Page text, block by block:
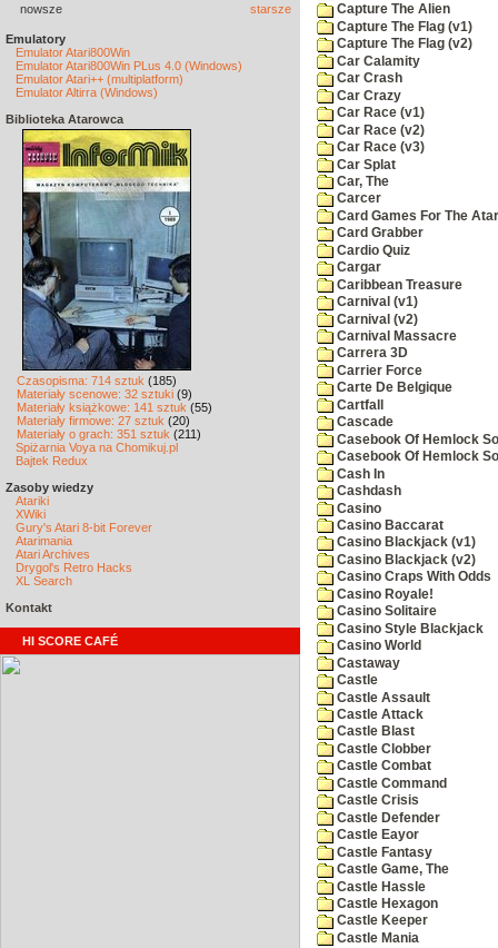
nowsze starsze
Emulatory
Emulator Atari800Win
Emulator Atari800Win PLus 4.0 (Windows)
Emulator Atari++ (multiplatform)
Emulator Altirra (Windows)
Biblioteka Atarowca
Czasopisma: 714 sztuk (185)
Materiały scenowe: 32 sztuki (9)
Materiały książkowe: 141 sztuk (55)
Materiały firmowe: 27 sztuk (20)
Materiały o grach: 351 sztuk (211)
Spiżarnia Voya na Chomikuj.pl
Bajtek Redux
Zasoby wiedzy
Atariki
XWiki
Gury's Atari 8-bit Forever
Atarimania
Atari Archives
Drygol's Retro Hacks
XL Search
Kontakt
HI SCORE CAFÉ
Capture The Alien
Capture The Flag (v1)
Capture The Flag (v2)
Car Calamity
Car Crash
Car Crazy
Car Race (v1)
Car Race (v2)
Car Race (v3)
Car Splat
Car, The
Carcer
Card Games For The
Card Grabber
Cardio Quiz
Cargar
Caribbean Treasure
Carnival (v1)
Carnival (v2)
Carnival Massacre
Carrera 3D
Carrier Force
Carte De Belgique
Cartfall
Cascade
Casebook Of Hemlock
Casebook Of Hemlock
Cash In
Cashdash
Casino
Casino Baccarat
Casino Blackjack (v1)
Casino Blackjack (v2)
Casino Craps With Odds
Casino Royale!
Casino Solitaire
Casino Style Blackjack
Casino World
Castaway
Castle
Castle Assault
Castle Attack
Castle Blast
Castle Clobber
Castle Combat
Castle Command
Castle Crisis
Castle Defender
Castle Eayor
Castle Fantasy
Castle Game, The
Castle Hassle
Castle Hexagon
Castle Keeper
Castle Mania